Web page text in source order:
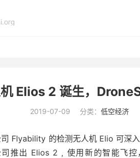
Elios 2 诞生，
2019-07-09 分类： 低空经济
Flyability 的检测无人机 Elio 可深
推出 Elios 2﹐使用新的智能飞控